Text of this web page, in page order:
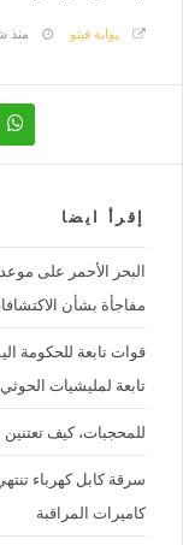
بوابة فيتو منذ
إقرأ ايضا
البحر الأحمر على
مفاجأة بشأن
قوات تابعة للحكومة
تابعة لمليشيات الحوثي
للمحجبات، كيف
سرقة كابل كهرباء
كاميرات المراقبة